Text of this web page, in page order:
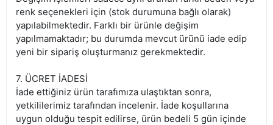
renk seçenekleri için (stok durumuna bağlı olarak)
yapılabilmektedir. Farklı bir ürünle değişim
yapılmamaktadır; bu durumda mevcut ürünü iade edip
yeni bir sipariş oluşturmanız gerekmektedir.
7. ÜCRET İADESİ
İade ettiğiniz ürün tarafımıza ulaştıktan sonra,
yetkililerimiz tarafından incelenir. İade koşullarına
uygun olduğu tespit edilirse, ürün bedeli 5 gün içinde